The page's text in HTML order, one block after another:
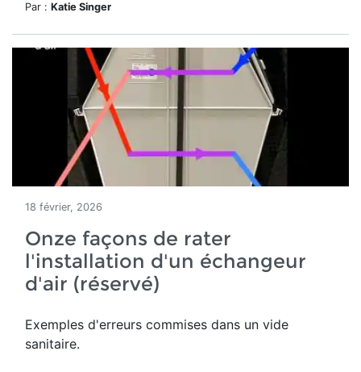
Par : Katie Singer
18 février, 2026
Onze façons de rater
l'installation d'un échangeur
d'air (réservé)
Exemples d'erreurs commises dans un vide
sanitaire.